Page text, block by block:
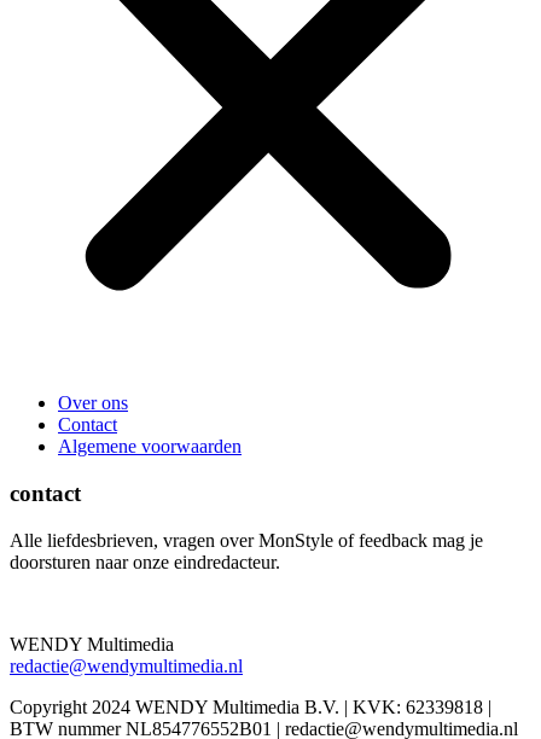
Over ons
Contact
Algemene voorwaarden
contact
Alle liefdesbrieven, vragen over MonStyle of feedback mag je
doorsturen naar onze eindredacteur.
WENDY Multimedia
redactie@wendymultimedia.nl
Copyright 2024 WENDY Multimedia B.V. | KVK: 62339818 |
BTW nummer NL854776552B01 | redactie@wendymultimedia.nl